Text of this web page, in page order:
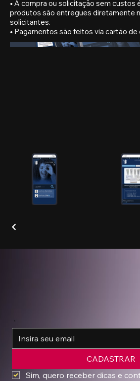
• A compra ou solicitação sem custos
produtos são entregues diretamente
solicitantes.
• Pagamentos são feitos via cartão de
*
CADASTRAR
Sim, quero receber dicas e